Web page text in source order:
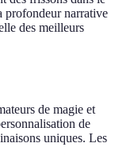
profondeur narrative
des meilleurs
de magie et
de
uniques. Les